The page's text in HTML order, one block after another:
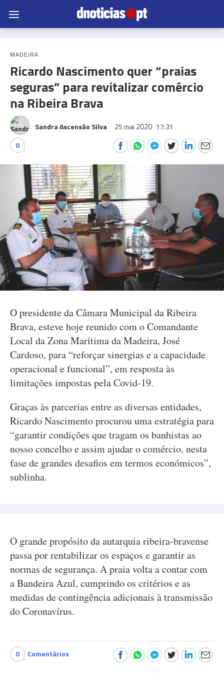
MADEIRA
Ricardo Nascimento quer “praias
seguras” para revitalizar comércio
na Ribeira Brava
Sandra Ascensão Silva 25 mai 2020 17:31
0
O presidente da Câmara Municipal da Ribeira
Brava, esteve hoje reunido com o Comandante
Local da Zona Marítima da Madeira, José
Cardoso, para “reforçar sinergias e a capacidade
operacional e funcional”, em resposta às
limitações impostas pela Covid-19.
Graças às parcerias entre as diversas entidades,
Ricardo Nascimento procurou uma estratégia para
“garantir condições que tragam os banhistas ao
nosso concelho e assim ajudar o comércio, nesta
fase de grandes desafios em termos económicos”,
sublinha.
O grande propósito da autarquia ribeira-bravense
passa por rentabilizar os espaços e garantir as
normas de segurança. A praia volta a contar com
a Bandeira Azul, cumprindo os critérios e as
medidas de contingência adicionais à transmissão
do Coronavírus.
0 Comentários